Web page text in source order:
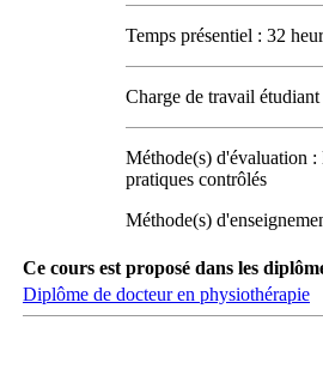
Temps présentiel : 32
Charge de travail
Méthode(s) d'évaluation
pratiques contrôlés
Méthode(s)
Ce cours est proposé dans les
Diplôme de docteur en physiothérapie